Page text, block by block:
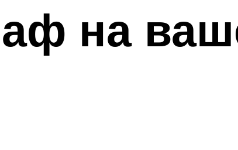
на